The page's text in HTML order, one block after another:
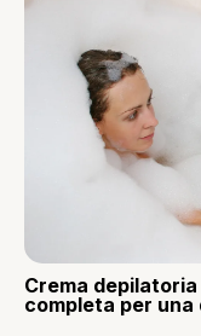
Crema
completa per